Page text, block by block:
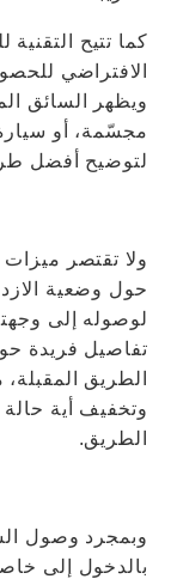
كما تتيح
الافتراضي
ويظهر السائق
مجسّمة، أو
لتوضيح أفضل
حول وضعية
لوصوله إلى
تفاصيل فريدة
الطريق
وتخفيف أية
الطريق.
بالدخول إلى